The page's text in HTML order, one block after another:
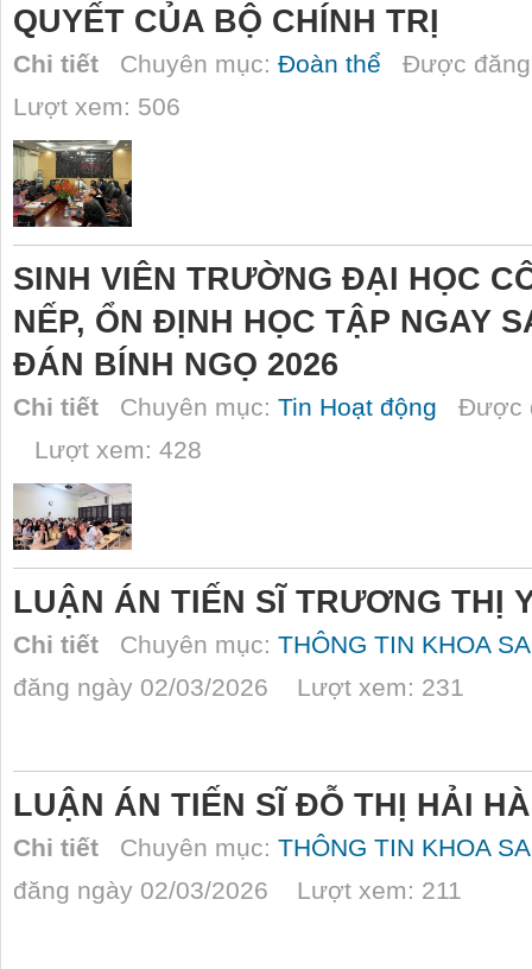
QUYẾT CỦA BỘ CHÍNH TRỊ
Chi tiết Chuyên mục: Đoàn thể Được
Lượt xem: 506
SINH VIÊN TRƯỜNG ĐẠI HỌC
NẾP, ỔN ĐỊNH HỌC TẬP NGAY
ĐÁN BÍNH NGỌ 2026
Chi tiết Chuyên mục: Tin Hoạt động Được
Lượt xem: 428
LUẬN ÁN TIẾN SĨ TRƯƠNG THỊ
Chi tiết Chuyên mục: THÔNG TIN KHOA
đăng ngày 02/03/2026 Lượt xem: 231
LUẬN ÁN TIẾN SĨ ĐỖ THỊ HẢI HÀ
Chi tiết Chuyên mục: THÔNG TIN KHOA
đăng ngày 02/03/2026 Lượt xem: 211